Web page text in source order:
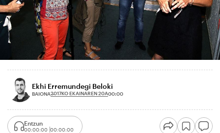
Ekhi Erremundegi Beloki
BAIONA2017KO EKAINAREN 20A00:00
Entzun
00:00:00 00:00:00